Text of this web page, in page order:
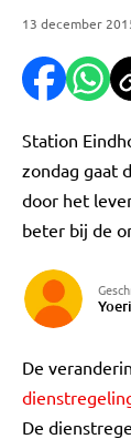
13 december
Station
zondag gaat
door het
beter bij de
De
De